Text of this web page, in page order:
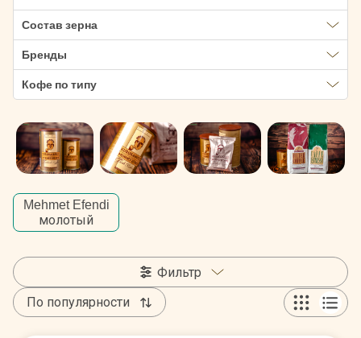
Состав зерна
Бренды
Кофе по типу
Mehmet Efendi
молотый
Фильтр
По популярности